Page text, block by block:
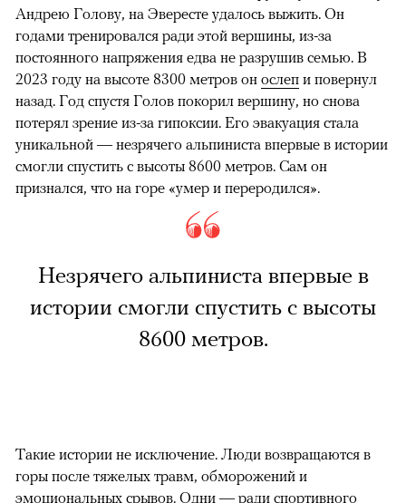
Андрею Голову, на Эвересте удалось выжить. Он
годами тренировался ради этой вершины, из-за
постоянного напряжения едва не разрушив семью. В
2023 году на высоте 8300 метров он ослеп и повернул
назад. Год спустя Голов покорил вершину, но снова
потерял зрение из-за гипоксии. Его эвакуация стала
уникальной — незрячего альпиниста впервые в истории
смогли спустить с высоты 8600 метров. Сам он
признался, что на горе «умер и переродился».
Незрячего альпиниста впервые в
истории смогли спустить с высоты
8600 метров.
Такие истории не исключение. Люди возвращаются в
горы после тяжелых травм, обморожений и
эмоциональных срывов. Одни — ради спортивного